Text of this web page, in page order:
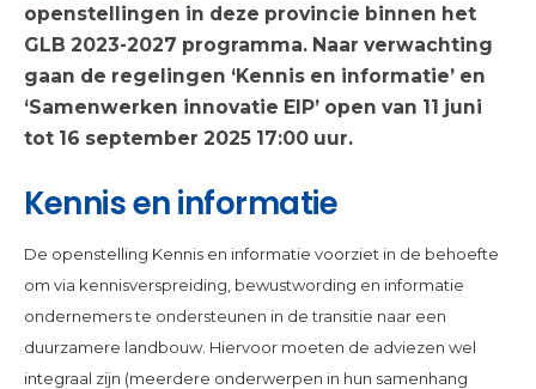
openstellingen in deze provincie binnen het
GLB 2023-2027 programma. Naar verwachting
gaan de regelingen ‘Kennis en informatie’ en
‘Samenwerken innovatie EIP’ open van 11 juni
tot 16 september 2025 17:00 uur.
Kennis en informatie
De openstelling Kennis en informatie voorziet in de behoefte
om via kennisverspreiding, bewustwording en informatie
ondernemers te ondersteunen in de transitie naar een
duurzamere landbouw. Hiervoor moeten de adviezen wel
integraal zijn (meerdere onderwerpen in hun samenhang